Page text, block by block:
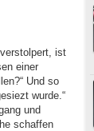
ist
einer
Und so
wurde.“
und
schaffen